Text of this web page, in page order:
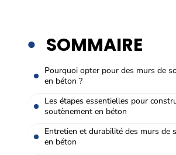
SOMMAIRE
Pourquoi opter pour des murs de
en béton ?
Les étapes essentielles pour
soutènement en béton
Entretien et durabilité des murs de
en béton